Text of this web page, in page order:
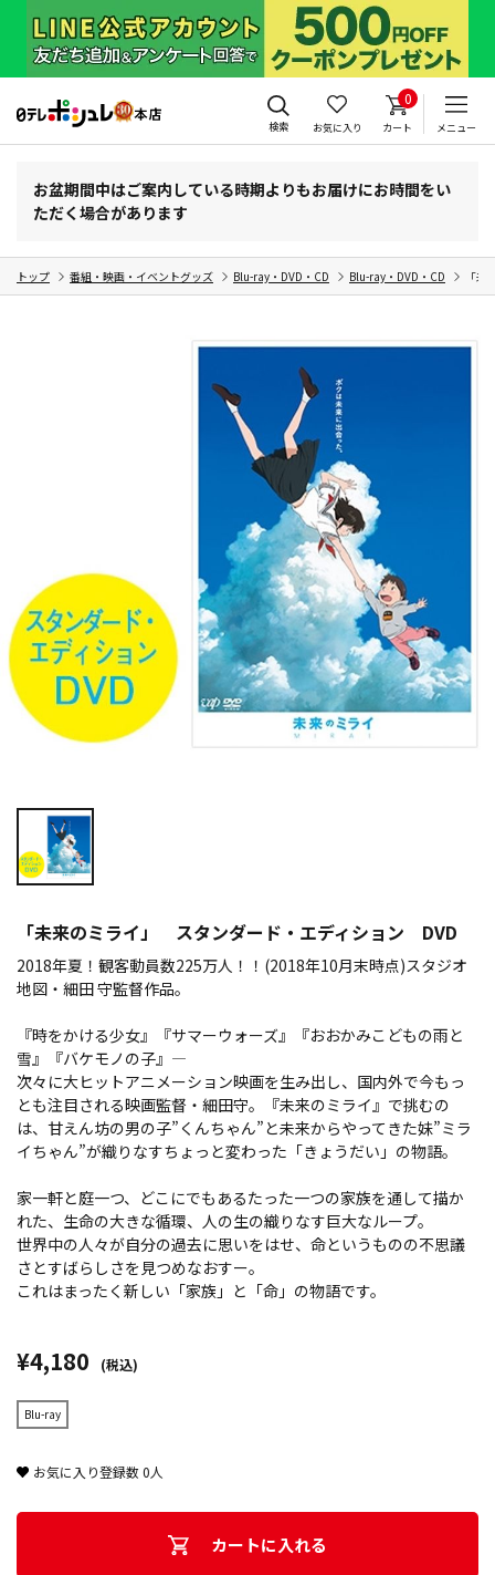
検索 お気に入り
0
カート メニュー
お盆期間中はご案内している時期よりもお届けにお時間をい
ただく場合があります
トップ 番組・映画・イベントグッズ Blu-ray・DVD・CD Blu-ray・DVD・CD 「
「未来のミライ」 スタンダード・エディション DVD
2018年夏！観客動員数225万人！！(2018年10月末時点)スタジオ
地図・細田 守監督作品。
『時をかける少女』『サマーウォーズ』『おおかみこどもの雨と
雪』『バケモノの子』―
次々に大ヒットアニメーション映画を生み出し、国内外で今もっ
とも注目される映画監督・細田守。『未来のミライ』で挑むの
は、甘えん坊の男の子”くんちゃん”と未来からやってきた妹”ミラ
イちゃん”が織りなすちょっと変わった「きょうだい」の物語。
家一軒と庭一つ、どこにでもあるたった一つの家族を通して描か
れた、生命の大きな循環、人の生の織りなす巨大なループ。
世界中の人々が自分の過去に思いをはせ、命というものの不思議
さとすばらしさを見つめなおすー。
これはまったく新しい「家族」と「命」の物語です。
¥4,180 (税込)
Blu-ray
お気に入り登録数0人
カートに入れる